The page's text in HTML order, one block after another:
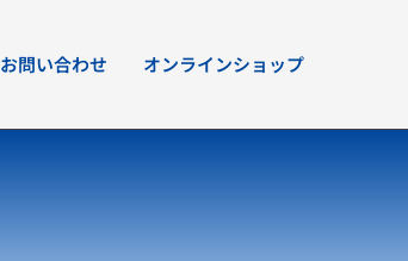
お問い合わせ オンラインショップ